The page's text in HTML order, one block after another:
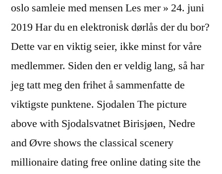
oslo samleie med mensen Les mer » 24. juni
2019 Har du en elektronisk dørlås der du bor?
Dette var en viktig seier, ikke minst for våre
medlemmer. Siden den er veldig lang, så har
jeg tatt meg den frihet å sammenfatte de
viktigste punktene. Sjodalen The picture
above with Sjodalsvatnet Birisjøen, Nedre
and Øvre shows the classical scenery
millionaire dating free online dating site the